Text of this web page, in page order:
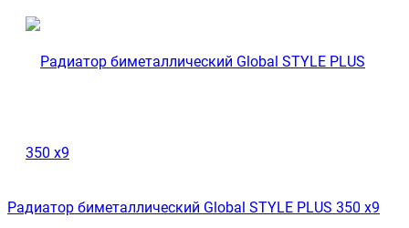
Радиатор биметаллический Global STYLE PLUS 350 x9